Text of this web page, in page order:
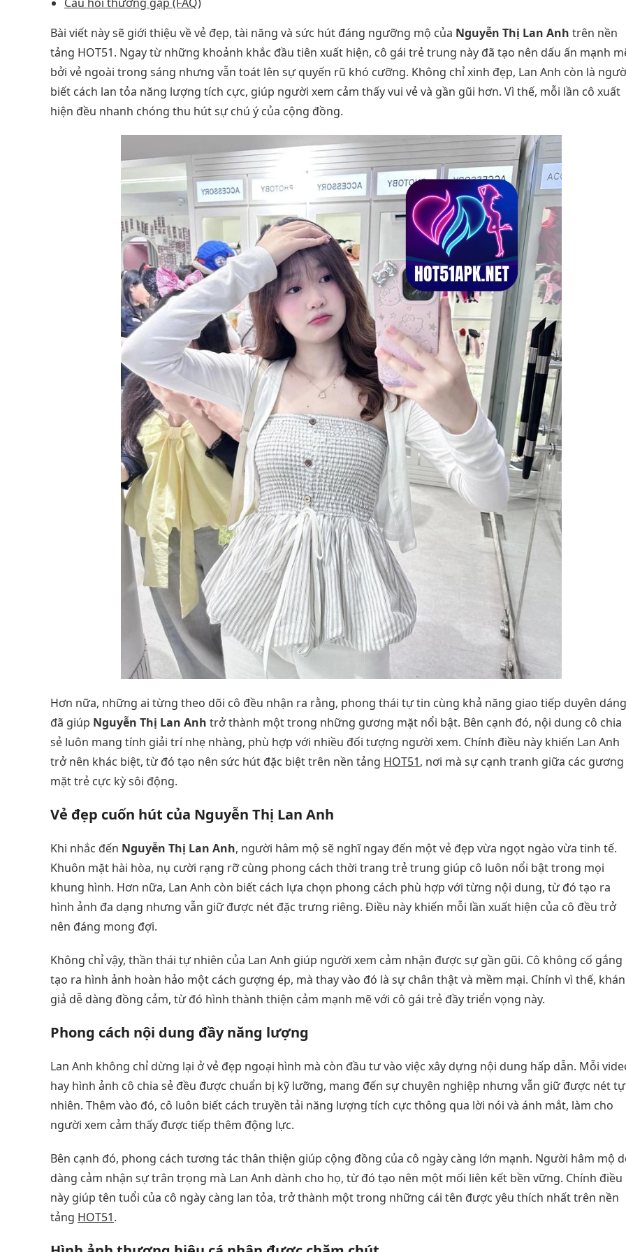
Bài viết này sẽ giới thiệu về vẻ đẹp, tài năng và sức hút đáng ngưỡng mộ của Nguyễn Thị Lan Anh trên nền
tảng HOT51. Ngay từ những khoảnh khắc đầu tiên xuất hiện, cô gái trẻ trung này đã tạo nên dấu ấn mạnh
bởi vẻ ngoài trong sáng nhưng vẫn toát lên sự quyến rũ khó cưỡng. Không chỉ xinh đẹp, Lan Anh còn là
biết cách lan tỏa năng lượng tích cực, giúp người xem cảm thấy vui vẻ và gần gũi hơn. Vì thế, mỗi lần cô xuất
hiện đều nhanh chóng thu hút sự chú ý của cộng đồng.
Hơn nữa, những ai từng theo dõi cô đều nhận ra rằng, phong thái tự tin cùng khả năng giao tiếp duyên dáng
đã giúp Nguyễn Thị Lan Anh trở thành một trong những gương mặt nổi bật. Bên cạnh đó, nội dung cô chia
sẻ luôn mang tính giải trí nhẹ nhàng, phù hợp với nhiều đối tượng người xem. Chính điều này khiến Lan Anh
trở nên khác biệt, từ đó tạo nên sức hút đặc biệt trên nền tảng HOT51, nơi mà sự cạnh tranh giữa các gương
mặt trẻ cực kỳ sôi động.
Vẻ đẹp cuốn hút của Nguyễn Thị Lan Anh
Khi nhắc đến Nguyễn Thị Lan Anh, người hâm mộ sẽ nghĩ ngay đến một vẻ đẹp vừa ngọt ngào vừa tinh tế.
Khuôn mặt hài hòa, nụ cười rạng rỡ cùng phong cách thời trang trẻ trung giúp cô luôn nổi bật trong mọi
khung hình. Hơn nữa, Lan Anh còn biết cách lựa chọn phong cách phù hợp với từng nội dung, từ đó tạo ra
hình ảnh đa dạng nhưng vẫn giữ được nét đặc trưng riêng. Điều này khiến mỗi lần xuất hiện của cô đều trở
nên đáng mong đợi.
Không chỉ vậy, thần thái tự nhiên của Lan Anh giúp người xem cảm nhận được sự gần gũi. Cô không cố gắng
tạo ra hình ảnh hoàn hảo một cách gượng ép, mà thay vào đó là sự chân thật và mềm mại. Chính vì thế, khán
giả dễ dàng đồng cảm, từ đó hình thành thiện cảm mạnh mẽ với cô gái trẻ đầy triển vọng này.
Phong cách nội dung đầy năng lượng
Lan Anh không chỉ dừng lại ở vẻ đẹp ngoại hình mà còn đầu tư vào việc xây dựng nội dung hấp dẫn. Mỗi
hay hình ảnh cô chia sẻ đều được chuẩn bị kỹ lưỡng, mang đến sự chuyên nghiệp nhưng vẫn giữ được nét tự
nhiên. Thêm vào đó, cô luôn biết cách truyền tải năng lượng tích cực thông qua lời nói và ánh mắt, làm cho
người xem cảm thấy được tiếp thêm động lực.
Bên cạnh đó, phong cách tương tác thân thiện giúp cộng đồng của cô ngày càng lớn mạnh. Người hâm mộ
dàng cảm nhận sự trân trọng mà Lan Anh dành cho họ, từ đó tạo nên một mối liên kết bền vững. Chính điều
này giúp tên tuổi của cô ngày càng lan tỏa, trở thành một trong những cái tên được yêu thích nhất trên nền
tảng HOT51.